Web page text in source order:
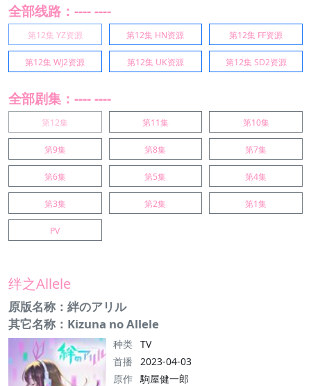
全部线路：---- ----
第12集 YZ资源 第12集 HN资源 第12集 FF资源
第12集 WJ2资源 第12集 UK资源 第12集 SD2资源
全部剧集：---- ----
第12集 第11集 第10集
第9集 第8集 第7集
第6集 第5集 第4集
第3集 第2集 第1集
PV
绊之Allele
原版名称：絆のアリル
其它名称：Kizuna no Allele
种类 TV
首播
2023-04-03
原作 駒屋健一郎